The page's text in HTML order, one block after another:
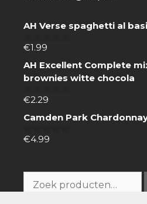
AH Verse spaghetti al
0
5
€1.99
AH Excellent Complete
brownies witte chocola
0
5
€2.29
Camden Park
0
€4.99
naar: